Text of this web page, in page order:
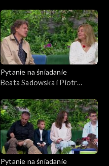
Pytanie na śniadanie
Beata Sadowska i Piotr
stóp Mont Blanc
Pytanie na śniadanie